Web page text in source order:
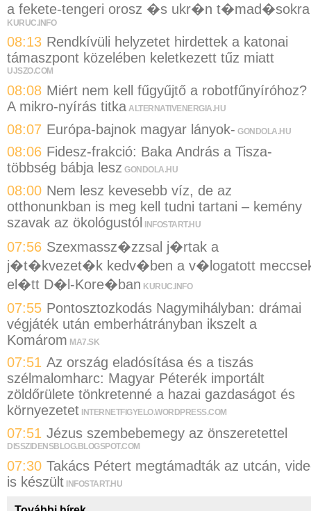
a fekete-tengeri orosz �s ukr�n t�mad�sokra
KURUC.INFO
08:13 Rendkívüli helyzetet hirdettek a katonai
támaszpont közelében keletkezett tűz miatt
UJSZO.COM
08:08 Miért nem kell fűgyűjtő a robotfűnyíróhoz?
A mikro-nyírás titka ALTERNATIVENERGIA.HU
08:07 Európa-bajnok magyar lányok- GONDOLA.HU
08:06 Fidesz-frakció: Baka András a Tisza-
többség bábja lesz GONDOLA.HU
08:00 Nem lesz kevesebb víz, de az
otthonunkban is meg kell tudni tartani – kemény
szavak az ökológustól INFOSTART.HU
07:56 Szexmassz�zzsal j�rtak a
j�t�kvezet�k kedv�ben a v�logatott
el�tt D�l-Kore�ban KURUC.INFO
07:55 Pontosztozkodás Nagymihályban: drámai
végjáték után emberhátrányban ikszelt a
Komárom MA7.SK
07:51 Az ország eladósítása és a tiszás
szélmalomharc: Magyar Péterék importált
zöldőrülete tönkretenné a hazai gazdaságot és
környezetet INTERNETFIGYELO.WORDPRESS.COM
07:51 Jézus szembebemegy az önszeretettel
DISSZIDENSBLOG.BLOGSPOT.COM
07:30 Takács Pétert megtámadták az utcán,
is készült INFOSTART.HU